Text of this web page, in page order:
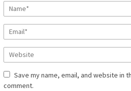
Save my name, email, and website in
comment.